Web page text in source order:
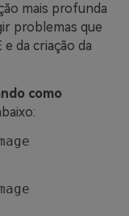
mais profunda
problemas que
da criação da
como